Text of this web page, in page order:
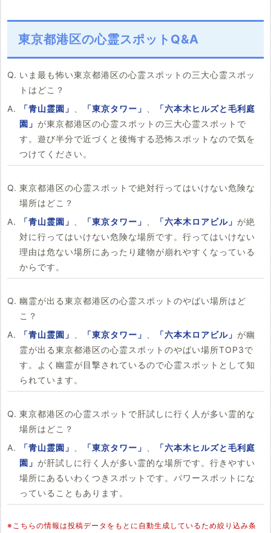
東京都港区の心霊スポットQ&A
いま最も怖い東京都港区の心霊スポットの三大心霊スポッ
トはどこ？
「青山霊園」
「東京タワー」
「六本木ヒルズと毛利庭
園」 が東京都港区の心霊スポットの三大心霊スポットで
す。遊び半分で近づくと後悔する恐怖スポットなので気を
つけてください。
東京都港区の心霊スポットで絶対行ってはいけない危険な
場所はどこ？
「青山霊園」
「東京タワー」 「六本木ロアビル」 が絶
対に行ってはいけない危険な場所です。行ってはいけない
理由は危ない場所にあったり建物が崩れやすくなっている
からです。
幽霊が出る東京都港区の心霊スポットのやばい場所はど
こ？
「青山霊園」
「東京タワー」 「六本木ロアビル」 が幽
霊が出る東京都港区の心霊スポットのやばい場所TOP3で
す。よく幽霊が目撃されているので心霊スポットとして知
られています。
東京都港区の心霊スポットで肝試しに行く人が多い霊的な
場所はどこ？
「青山霊園」
「東京タワー」
「六本木ヒルズと毛利庭
園」 が肝試しに行く人が多い霊的な場所です。行きやすい
場所にあるいわくつきスポットです。パワースポットにな
っていることもあります。
※こちらの情報は投稿データをもとに自動生成しているため絞り込み条